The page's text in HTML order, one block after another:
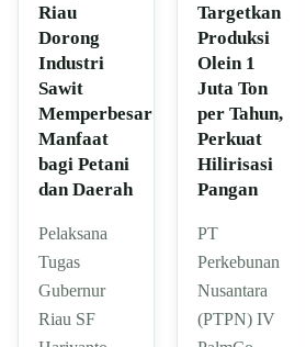
Riau
Dorong
Industri
Sawit
Memperbesar
Manfaat
bagi Petani
dan Daerah
Pelaksana
Tugas
Gubernur
Riau SF
Targetkan
Produksi
Olein 1
Juta Ton
per Tahun,
Perkuat
Hilirisasi
Pangan
PT
Perkebunan
Nusantara
(PTPN) IV